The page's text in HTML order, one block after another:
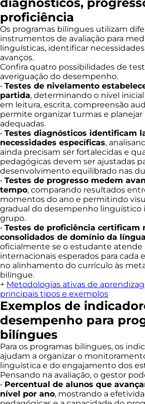
proficiência
Os programas bilíngues utilizam
instrumentos de avaliação para
linguísticas, identificar
avanços.
Confira quatro possibilidades de
averiguação do desempenho.
• Testes de nivelamento
partida, determinando o nível
em leitura, escrita, compreensão
permite organizar turmas e
adequadas.
• Testes diagnósticos identificam
necessidades específicas,
ainda precisam ser fortalecidas e
pedagógicas devem ser ajustadas
desenvolvimento equilibrado nas
• Testes de progresso medem
tempo, comparando resultados
momentos do ano e permitindo
gradual do desempenho linguístico
grupo.
• Testes de proficiência certificam
consolidados de domínio da língua
oficialmente se o estudante atende
internacionais esperados para cada
no alinhamento do currículo às
bilíngue.
+ Metodologias ativas de
principais tipos e exemplos
Exemplos de
desempenho para
bilíngues
Para os programas bilíngues, os
ajudam a organizar o
linguística e do engajamento dos
Pensando na avaliação, o gestor
• Percentual de alunos que
nível por ano, mostrando a